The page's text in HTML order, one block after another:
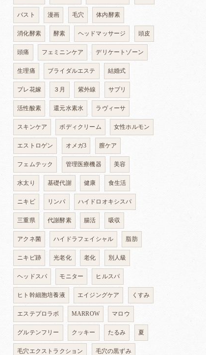
バスト 漫画 毛穴 体内酵素
消化酵素 酵素 ヘッドマッサージ 頭皮
頭痛 フェミニンケア デリケートゾーン
生理痛 ブライダルエステ 結婚式
プレ花嫁 ３月 紫外線 サプリ
活性酸素 還元水素水 ラヴィーサ
スキンケア ボディクリーム 女性ホルモン
エストロゲン オメガ3 膣ケア
フェムテック 管理医療機器 美容
水太り 基礎代謝 健康 食生活
ニキビ リンパ ハイドロオキシスパ
三重県 代謝酵素 腸活 吸収
アクネ菌 ハイドラフェイシャル 脂肪
ニキビ跡 光老化 老化 別人級
ヘッドスパ モニター ヒルスパ
ヒト幹細胞培養液 エイジングケア くすみ
エステプロラボ MARROW マロウ
グルテンフリー クッキー たるみ 夏
毛穴エクストラクション 毛穴の黒ずみ